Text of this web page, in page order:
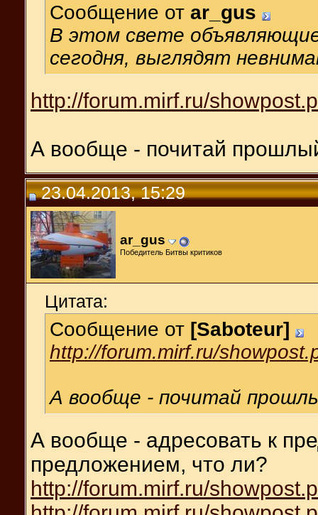
Сообщение от ar_gus
В этом свете
сегодня, выглядят
http://forum.mirf.ru/
А вообще - почитай
23.04.2013, 15:29
ar_gus
Победитель Битвы критиков
Цитата:
Сообщение от [Saboteur]
http://forum.mirf.ru/
А вообще - почитай
А вообще - адресовать к
предложением, что ли?
http://forum.mirf.ru/